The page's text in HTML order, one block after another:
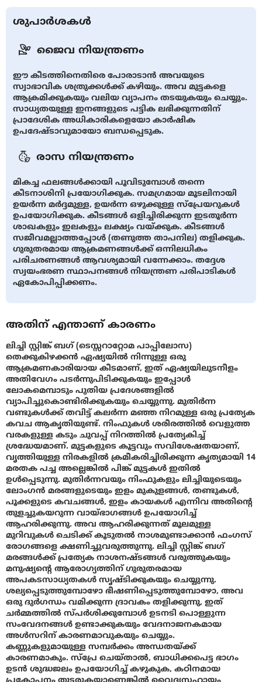
ശുപാർശകൾ
ജൈവ നിയന്ത്രണം
ഈ കീടത്തിനെതിരെ പോരാടാൻ അവയുടെ
സ്വാഭാവിക ശത്രുക്കൾക്ക് കഴിയും. അവ മുട്ടകളെ
ആക്രമിക്കുകയും വലിയ വ്യാപനം തടയുകയും ചെയ്യും.
സാധ്യതയുള്ള ഇനങ്ങളുടെ പട്ടിക ലഭിക്കുന്നതിന്
പ്രാദേശിക അധികാരികളെയോ കാർഷിക
ഉപദേഷ്ടാവുമായോ ബന്ധപ്പെടുക.
രാസ നിയന്ത്രണം
മികച്ച ഫലങ്ങൾക്കായി പൂവിടുമ്പോൾ തന്നെ
കീടനാശിനി പ്രയോഗിക്കുക. സമഗ്രമായ മൂടലിനായി
ഉയർന്ന മർദ്ദമുള്ള, ഉയർന്ന ഒഴുക്കുള്ള സ്പ്രേയറുകൾ
ഉപയോഗിക്കുക. കീടങ്ങൾ ഒളിച്ചിരിക്കുന്ന ഇടതൂർന്ന
ശാഖകളും ഇലകളും ലക്ഷ്യം വയ്ക്കുക. കീടങ്ങൾ
സജീവമല്ലാത്തപ്പോൾ (തണുത്ത താപനില) തളിക്കുക.
ഗുരുതരമായ ആക്രമണങ്ങൾക്ക് ഒന്നിലധികം
പരിചരണങ്ങൾ ആവശ്യമായി വന്നേക്കാം. തദ്ദേശ
സ്വയംഭരണ സ്ഥാപനങ്ങൾ നിയന്ത്രണ പരിപാടികൾ
ഏകോപിപ്പിക്കണം.
അതിന് എന്താണ് കാരണം
ലിച്ചി സ്റ്റിങ്ക് ബഗ് (ടെസ്സറാറ്റോമ പാപ്പിലോസ)
തെക്കുകിഴക്കൻ ഏഷ്യയിൽ നിന്നുള്ള ഒരു
ആക്രമണകാരിയായ കീടമാണ്, ഇത് ഏഷ്യയിലുടനീളം
അതിവേഗം പടർന്നുപിടിക്കുകയും ഇപ്പോൾ
ലോകമെമ്പാടും പുതിയ പ്രദേശങ്ങളിൽ
വ്യാപിച്ചുകൊണ്ടിരിക്കുകയും ചെയ്യുന്നു. മുതിർന്ന
വണ്ടുകൾക്ക് തവിട്ട് കലർന്ന മഞ്ഞ നിറമുള്ള ഒരു പ്രത്യേക
കവച ആകൃതിയുണ്ട്. നിംഫുകൾ ശരീരത്തിൽ വെളുത്ത
വരകളുള്ള കടും ചുവപ്പ് നിറത്തിൽ പ്രത്യേകിച്ച്
ശ്രദ്ധേയമാണ്. മുട്ടകളുടെ കൂട്ടവും സവിശേഷതയാണ്,
വൃത്തിയുള്ള നിരകളിൽ ക്രമീകരിച്ചിരിക്കുന്ന കൃത്യമായി 14
മരതക പച്ച അല്ലെങ്കിൽ പിങ്ക് മുട്ടകൾ ഇതിൽ
ഉൾപ്പെടുന്നു. മുതിർന്നവയും നിംഫുകളും ലിച്ചിയുടെയും
ലോംഗൻ മരങ്ങളുടെയും ഇളം മുകുളങ്ങൾ, തണ്ടുകൾ,
പൂക്കളുടെ കവചങ്ങൾ, ഇളം കായകൾ എന്നിവ അതിന്റെ
തുളച്ചുകയറുന്ന വായ്‌ഭാഗങ്ങൾ ഉപയോഗിച്ച്
ആഹരിക്കുന്നു. അവ ആഹരിക്കുന്നത് മൂലമുള്ള
മുറിവുകൾ ചെടിക്ക് കൂടുതൽ നാശമുണ്ടാക്കാൻ ഫംഗസ്
രോഗങ്ങളെ ക്ഷണിച്ചുവരുത്തുന്നു. ലിച്ചി സ്റ്റിങ്ക് ബഗ്
മരങ്ങൾക്ക് പ്രത്യേക നാശനഷ്ടങ്ങൾ വരുത്തുകയും
മനുഷ്യന്റെ ആരോഗ്യത്തിന് ഗുരുതരമായ
അപകടസാധ്യതകൾ സൃഷ്ടിക്കുകയും ചെയ്യുന്നു.
ശല്യപ്പെടുത്തുമ്പോഴോ ഭീഷണിപ്പെടുത്തുമ്പോഴോ, അവ
ഒരു ദുർഗന്ധം വമിക്കുന്ന ദ്രാവകം തളിക്കുന്നു, ഇത്
ചർമ്മത്തിൽ സ്പർശിക്കുമ്പോൾ ഉടനടി പൊള്ളുന്ന
സംവേദനങ്ങൾ ഉണ്ടാക്കുകയും വേദനാജനകമായ
അൾസറിന് കാരണമാവുകയും ചെയ്യും.
കണ്ണുകളുമായുള്ള സമ്പർക്കം അന്ധതയ്ക്ക്
കാരണമാകും. സ്പ്രേ ചെയ്താൽ, ബാധിക്കപെട്ട ഭാഗം
ഉടൻ ശുദ്ധജലം ഉപയോഗിച്ച് കഴുകുക, കഠിനമായ